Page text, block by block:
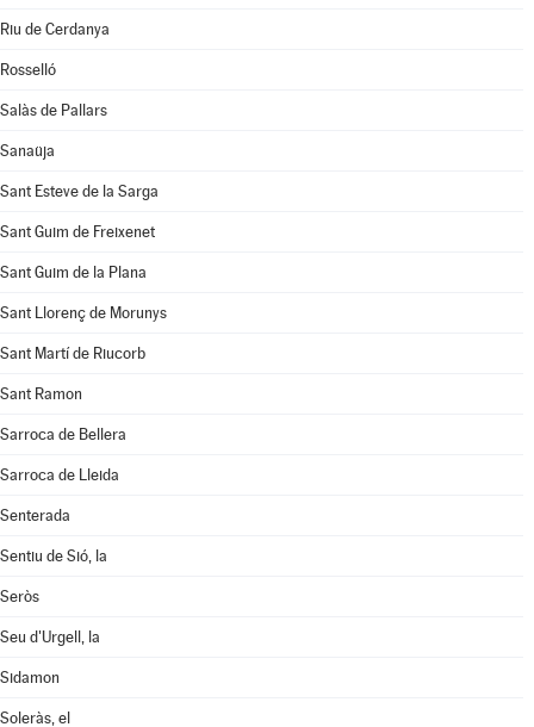
Riu de Cerdanya
Rosselló
Salàs de Pallars
Sanaüja
Sant Esteve de la Sarga
Sant Guim de Freixenet
Sant Guim de la Plana
Sant Llorenç de Morunys
Sant Martí de Riucorb
Sant Ramon
Sarroca de Bellera
Sarroca de Lleida
Senterada
Sentiu de Sió, la
Seròs
Seu d'Urgell, la
Sidamon
Soleràs, el